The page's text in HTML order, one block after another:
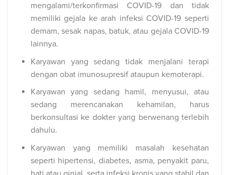
mengalami/terkonfirmasi COVID-19 dan tidak
memiliki gejala ke arah infeksi COVID-19 seperti
demam, sesak napas, batuk, atau gejala COVID-19
lainnya.
Karyawan yang sedang tidak menjalani terapi
dengan obat imunosupresif ataupun kemoterapi.
Karyawan yang sedang hamil, menyusui, atau
sedang merencanakan kehamilan, harus
berkonsultasi ke dokter yang berwenang terlebih
dahulu.
Karyawan yang memiliki masalah kesehatan
seperti hipertensi, diabetes, asma, penyakit paru,